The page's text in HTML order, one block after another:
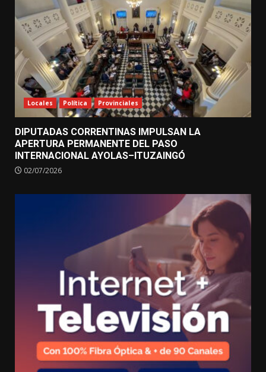
Locales Política Provinciales
DIPUTADAS CORRENTINAS IMPULSAN LA
APERTURA PERMANENTE DEL PASO
INTERNACIONAL AYOLAS–ITUZAINGÓ
02/07/2026